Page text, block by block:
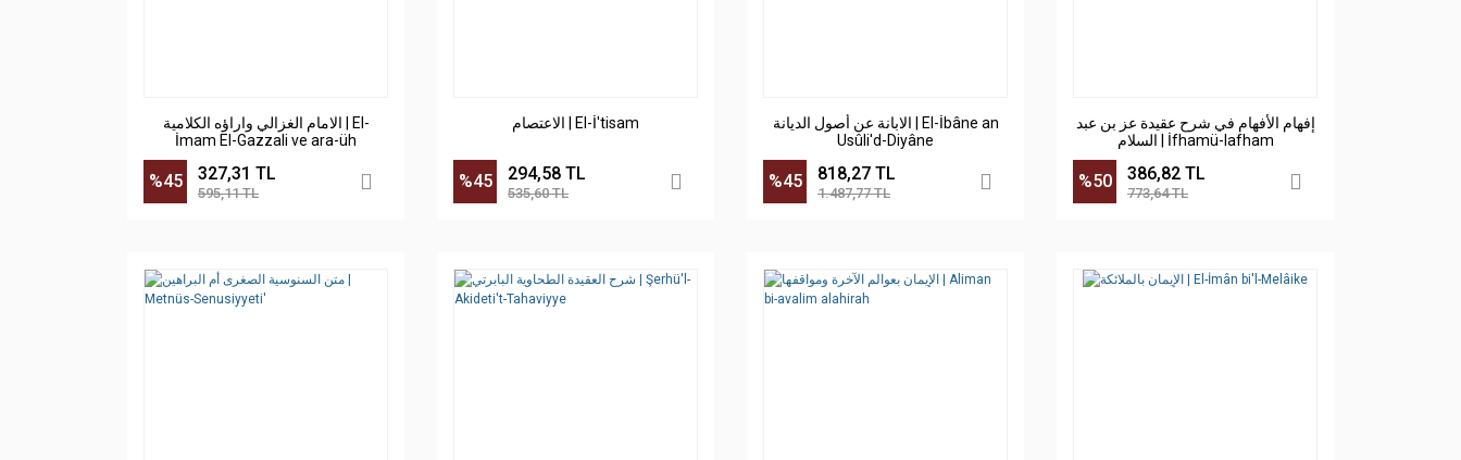
الامام الغزالي واراؤه الكلامية | El-
İmam El-Gazzali ve ara-üh
%45 327,31 TL
595,11 TL
الاعتصام | El-İ'tisam
%45 294,58 TL
535,60 TL
الابانة عن أصول الديانة | El-İbâne an
Usûli'd-Diyâne
%45 818,27 TL
1.487,77 TL
إفهام الأفهام في شرح عقيدة عز بن عبد
السلام | İfhamü-lafham
%50 386,82 TL
773,64 TL